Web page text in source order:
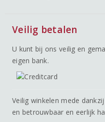
Veilig betalen
U kunt bij ons veilig en
eigen bank.
Veilig winkelen mede
en betrouwbaar en eerlijk